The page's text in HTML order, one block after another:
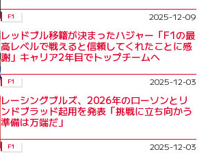
F1 2025-12-09
レッドブル移籍が決まったハジャー「F1の最
高レベルで戦えると信頼してくれたことに感
謝」キャリア2年目でトップチームへ
F1 2025-12-03
レーシングブルズ、2026年のローソンとリ
ンドブラッド起用を発表「挑戦に立ち向かう
準備は万端だ」
F1 2025-12-03